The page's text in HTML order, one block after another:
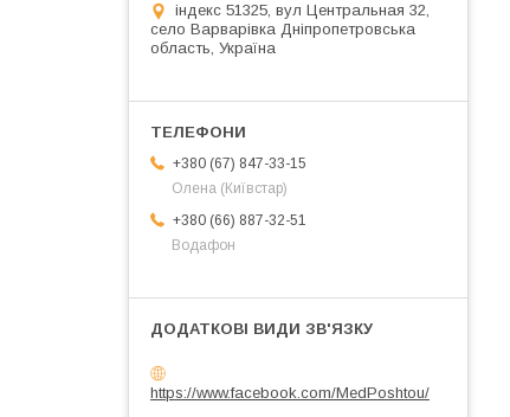
індекс 51325, вул Центральная 32,
село Варварівка Дніпропетровська
область, Україна
+380 (67) 847-33-15
Олена (Київстар)
+380 (66) 887-32-51
Водафон
https://www.facebook.com/MedPoshtou/